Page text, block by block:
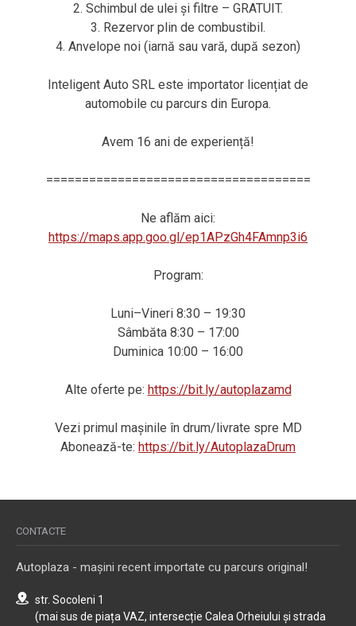
2. Schimbul de ulei și filtre – GRATUIT.
3. Rezervor plin de combustibil.
4. Anvelope noi (iarnă sau vară, după sezon)
Inteligent Auto SRL este importator licențiat de
automobile cu parcurs din Europa.
Avem 16 ani de experiență!
=====================================
Ne aflăm aici:
https://maps.app.goo.gl/ep1APzGh4FAmnp3i6
Program:
Luni–Vineri 8:30 – 19:30
Sâmbăta 8:30 – 17:00
Duminica 10:00 – 16:00
Alte oferte pe: https://bit.ly/autoplazamd
Vezi primul mașinile în drum/livrate spre MD
Abonează-te: https://bit.ly/AutoplazaDrum
CONTACTE
Autoplaza - mașini recent importate cu parcurs original!
str. Socoleni 1
(mai sus de piața VAZ, intersecție Calea Orheiului și strada